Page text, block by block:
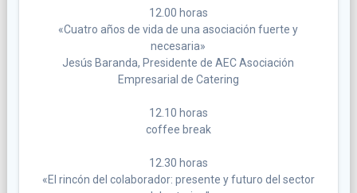
12.00 horas
«Cuatro años de vida de una asociación fuerte y
necesaria»
Jesús Baranda, Presidente de AEC Asociación
Empresarial de Catering
12.10 horas
coffee break
12.30 horas
«El rincón del colaborador: presente y futuro del sector